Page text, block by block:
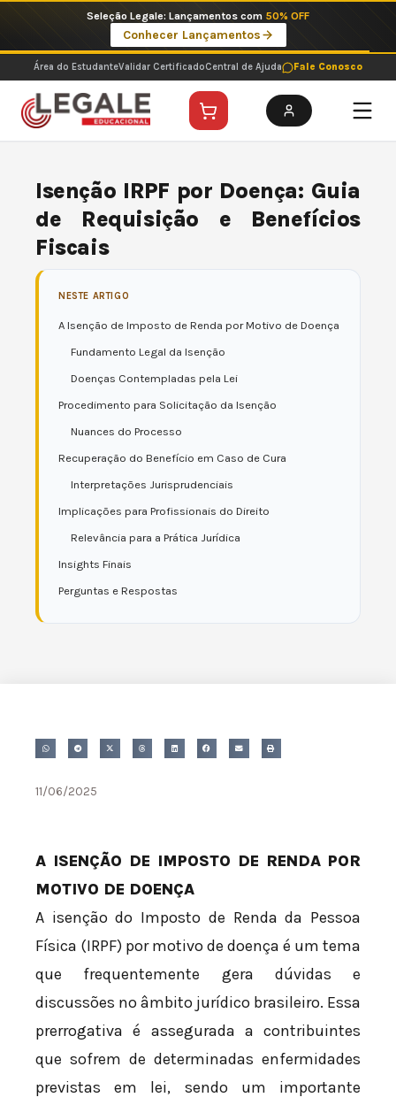
o
conteúdo
Imperdíveis no Pix: Pós Selecionadas a 199 reais no pix em parcela única
Ver ofertas
Área do EstudanteValidar CertificadoCentral de Ajuda Fale Conosco
Isenção IRPF por Doença: Guia
de Requisição e Benefícios
Fiscais
NESTE ARTIGO
A Isenção de Imposto de Renda por Motivo de Doença
Fundamento Legal da Isenção
Doenças Contempladas pela Lei
Procedimento para Solicitação da Isenção
Nuances do Processo
Recuperação do Benefício em Caso de Cura
Interpretações Jurisprudenciais
Implicações para Profissionais do Direito
Relevância para a Prática Jurídica
Insights Finais
Perguntas e Respostas
11/06/2025
A ISENÇÃO DE IMPOSTO DE RENDA POR
MOTIVO DE DOENÇA
A isenção do Imposto de Renda da Pessoa
Física (IRPF) por motivo de doença é um tema
que frequentemente gera dúvidas e
discussões no âmbito jurídico brasileiro. Essa
prerrogativa é assegurada a contribuintes
que sofrem de determinadas enfermidades
previstas em lei, sendo um importante